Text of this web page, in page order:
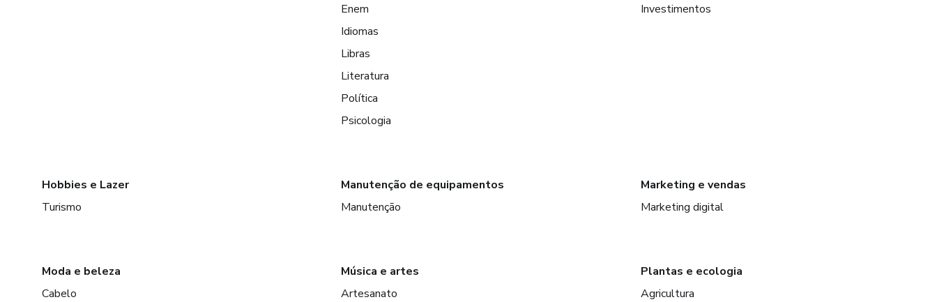
Enem
Idiomas
Libras
Literatura
Política
Psicologia
Investimentos
Hobbies e Lazer
Turismo
Manutenção de equipamentos
Manutenção
Marketing e vendas
Marketing digital
Moda e beleza
Cabelo
Música e artes
Artesanato
Plantas e ecologia
Agricultura